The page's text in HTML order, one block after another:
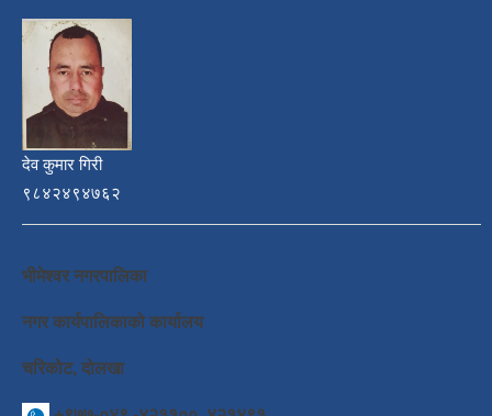
देव कुमार गिरी
९८४२४९४७६२
भीमेश्वर नगरपालिका
नगर कार्यपालिकाको कार्यालय
चरिकोट, दोलखा